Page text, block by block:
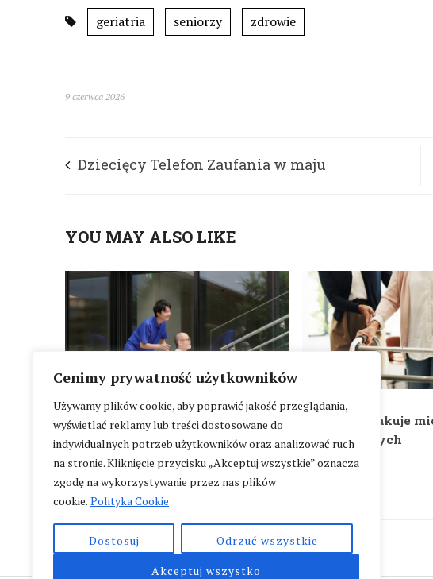
Cenimy prywatność użytkowników
Używamy plików cookie, aby poprawić jakość przeglądania,
wyświetlać reklamy lub treści dostosowane do
indywidualnych potrzeb użytkowników oraz analizować ruch
na stronie. Kliknięcie przycisku „Akceptuj wszystkie” oznacza
zgodę na wykorzystywanie przez nas plików
cookie. Polityka Cookie
Dostosuj
Odrzuć wszystkie
Akceptuj wszystko
geriatria seniorzy zdrowie
9 czerwca 2026
Dziecięcy Telefon Zaufania w maju
YOU MAY ALSO LIKE
Ruszył nabór do konkursu Access
City Award 2027
W Polsce brakuje
wspomaganych